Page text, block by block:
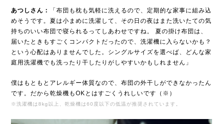
あつしさん：
「布団も枕も気軽に洗えるので、定期的な家事に組み込
めそうです。夏は小まめに洗濯して、その日の夜はまた洗いたての気
持ちのいい布団で寝られるってしあわせですね。 夏の掛け布団は、
届いたときもすごくコンパクトだったので、洗濯機に入らないかも？
という心配はありませんでした。シングルサイズを選べば、どんな家
庭用洗濯機でも洗ったり干したりがしやすいかもしれません」
僕はもともとアレルギー体質なので、布団の外干しができなかったん
です。だから乾燥機もOKとはすごくうれしいです（※）
※洗濯機は8kg以上、乾燥機は60度以下の低温が推奨されています。